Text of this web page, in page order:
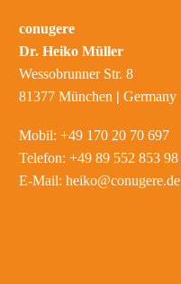
conugere
Dr. Heiko Müller
Wessobrunner Str. 8
81377 München | Germany
Mobil: +49 170 20 70 697
Telefon: +49 89 552 853 98
E-Mail: heiko@conugere.de